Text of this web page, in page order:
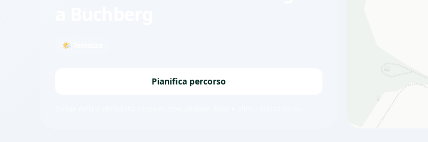
🌤 Terrazza
Pianifica percorso